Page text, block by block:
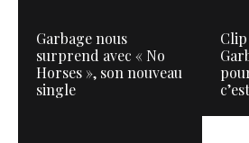
Garbage nous
surprend avec « No
Horses », son nouveau
single